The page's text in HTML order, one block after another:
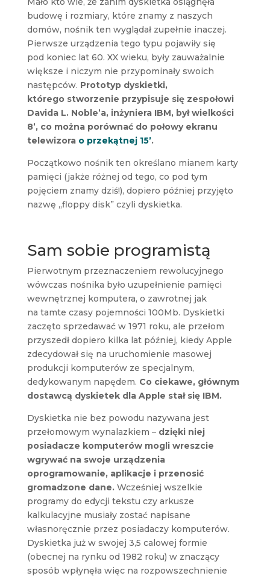
budowę i rozmiary, które znamy z naszych
domów, nośnik ten wyglądał zupełnie inaczej.
Pierwsze urządzenia tego typu pojawiły się
pod koniec lat 60. XX wieku, były zauważalnie
większe i niczym nie przypominały swoich
następców. Prototyp dyskietki,
którego stworzenie przypisuje się zespołowi
Davida L. Noble’a, inżyniera IBM, był wielkości
8’, co można porównać do połowy ekranu
telewizora o przekątnej 15’.
Początkowo nośnik ten określano mianem karty
pamięci (jakże różnej od tego, co pod tym
pojęciem znamy dziś!), dopiero później przyjęto
nazwę „floppy disk” czyli dyskietka.
Sam sobie programistą
Pierwotnym przeznaczeniem rewolucyjnego
wówczas nośnika było uzupełnienie pamięci
wewnętrznej komputera, o zawrotnej jak
na tamte czasy pojemności 100Mb. Dyskietki
zaczęto sprzedawać w 1971 roku, ale przełom
przyszedł dopiero kilka lat później, kiedy Apple
zdecydował się na uruchomienie masowej
produkcji komputerów ze specjalnym,
dedykowanym napędem. Co ciekawe, głównym
dostawcą dyskietek dla Apple stał się IBM.
Dyskietka nie bez powodu nazywana jest
przełomowym wynalazkiem – dzięki niej
posiadacze komputerów mogli wreszcie
wgrywać na swoje urządzenia
oprogramowanie, aplikacje i przenosić
gromadzone dane.Wcześniej wszelkie
programy do edycji tekstu czy arkusze
kalkulacyjne musiały zostać napisane
własnoręcznie przez posiadaczy komputerów.
Dyskietka już w swojej 3,5 calowej formie
(obecnej na rynku od 1982 roku) w znaczący
sposób wpłynęła więc na rozpowszechnienie